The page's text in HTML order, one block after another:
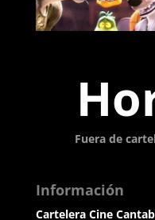
Fuera de
Información
Cartelera Cine